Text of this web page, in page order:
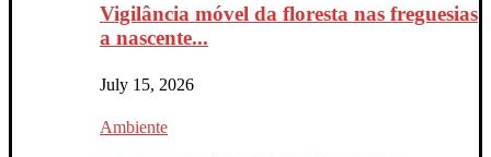
Vigilância móvel da floresta nas freguesias
a nascente...
July 15, 2026
Ambiente